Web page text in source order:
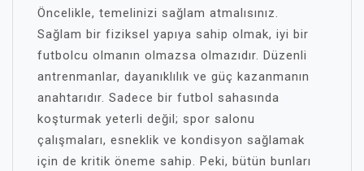
Öncelikle, temelinizi sağlam atmalısınız.
Sağlam bir fiziksel yapıya sahip olmak, iyi bir
futbolcu olmanın olmazsa olmazıdır. Düzenli
antrenmanlar, dayanıklılık ve güç kazanmanın
anahtarıdır. Sadece bir futbol sahasında
koşturmak yeterli değil; spor salonu
çalışmaları, esneklik ve kondisyon sağlamak
için de kritik öneme sahip. Peki, bütün bunları